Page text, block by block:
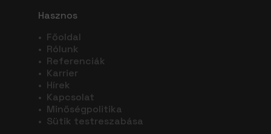
Hasznos
• Főoldal
• Rólunk
• Referenciák
• Karrier
• Hírek
• Kapcsolat
• Minőségpolitika
• Sütik testreszabása